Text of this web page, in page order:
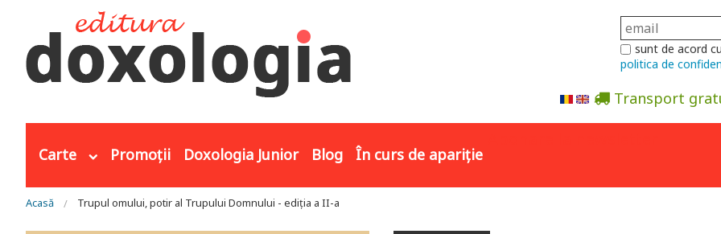
sunt de acord
politica de
Transport
Carte Promoții Doxologia Junior Blog În curs de apariție
Eşti aici
Acasă Trupul omului, potir al Trupului Domnului - ediția a II-a